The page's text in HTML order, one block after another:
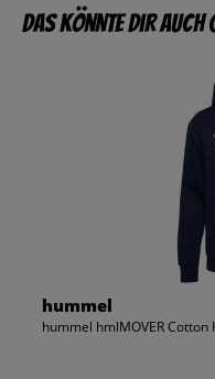
Das könnte dir auch
hummel
hummel hmlMOVER